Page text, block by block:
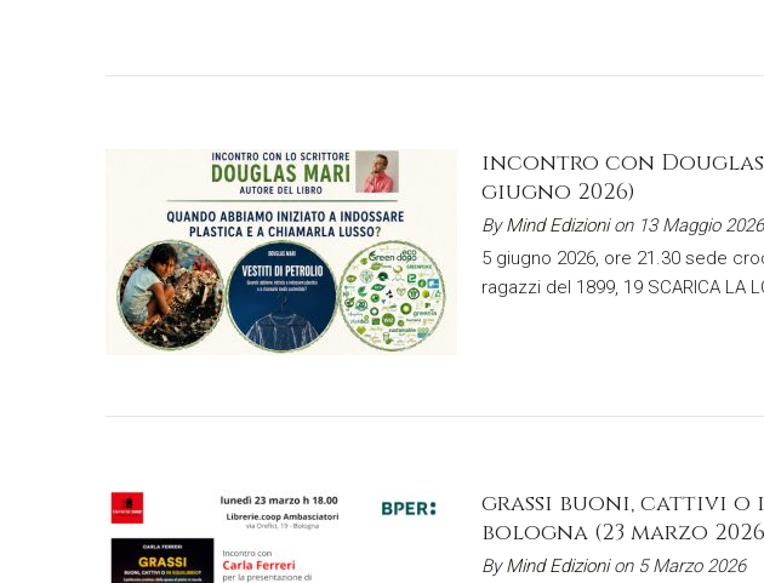
incontro con Douglas
giugno 2026)
ByMind Edizionion 13 Maggio 2026
5 giugno 2026, ore 21.30 sede
ragazzi del 1899, 19 SCARICA LA
grassi buoni, cattivi o
bologna (23 marzo
ByMind Edizionion 5 Marzo 2026